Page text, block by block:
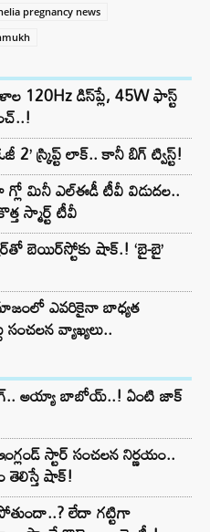
pregnancy news
120Hz డిస్‌ప్లే, 45W ఫాస్ట్
స్క్రిప్ట్ లాక్.. కానీ బిగ్ ట్విస్ట్!
గ్లో మినీ ఎల్ఈడీ టీవీ విడుదల..
స్మార్ట్ టీవీ
బెయిర్‌స్టోకు షాక్.! ‘బై-బై’
ఎవరికైనా బాధ్యత
వ్యాఖ్యలు..
అయ్యా బాబోయ్..! ఏంటి జాక్
స్టార్ సంచలన నిర్ణయం..
తెలిస్తే షాక్!
లేదా గట్టిగా